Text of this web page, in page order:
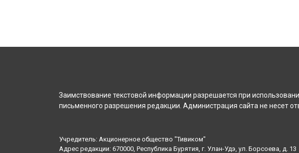
Заимствование текстовой информации разрешается при
письменного разрешения редакции. Администрация сайта не несет
Учредитель: Акционерное общество "Тивиком"
Адрес редакции: 670000, Республика Бурятия, г. Улан-Удэ, ул. Борсоева, д. 13